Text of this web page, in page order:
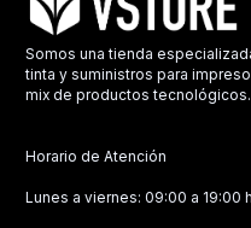
Somos una tienda
tinta y suministros para
mix de productos tecnológicos.
Horario de Atención
Lunes a viernes: 09:00 a 19:00